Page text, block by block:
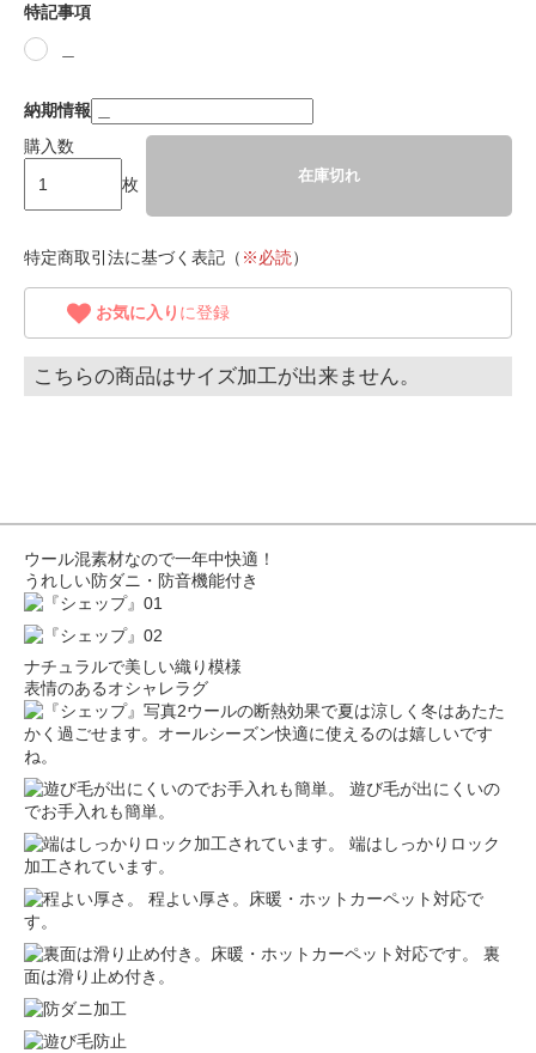
特記事項
納期情報
購入数
枚
在庫切れ
特定商取引法に基づく表記（ ※必読）
お気に入り に登録
こちらの商品はサイズ加工が出来ません。
ウール混素材なので一年中快適！
うれしい防ダニ・防音機能付き
ナチュラルで美しい織り模様
表情のあるオシャレラグ
ウールの断熱効果で夏は涼しく冬はあたた
かく過ごせます。オールシーズン快適に使えるのは嬉しいです
ね。
遊び毛が出にくいの
でお手入れも簡単。
端はしっかりロック
加工されています。
程よい厚さ。床暖・ホットカーペット対応で
す。
裏
面は滑り止め付き。